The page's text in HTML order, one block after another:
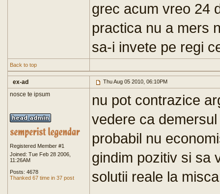
grec acum vreo 24
practica nu a mers
sa-i invete pe regi
Back to top
ex-ad Thu Aug 05 2010, 06:10PM
nosce te ipsum
Registered Member #1
Joined: Tue Feb 28 2006,
11:26AM
Posts: 4678
Thanked 67 time in 37 post
nu pot contrazice
vedere ca
probabil nu
gindim pozitiv si sa
solutii reale la